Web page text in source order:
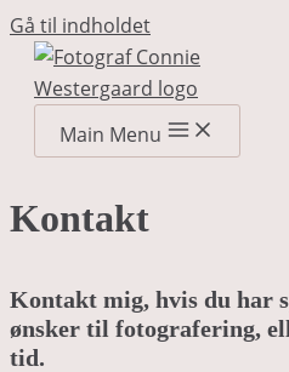
Gå til indholdet
Main Menu
Kontakt
Kontakt mig, hvis du har
ønsker til fotografering,
tid.